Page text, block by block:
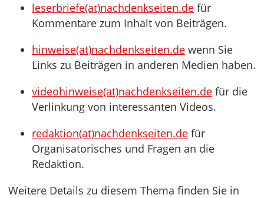
leserbriefe(at)nachdenkseiten.de für
Kommentare zum Inhalt von Beiträgen.
hinweise(at)nachdenkseiten.de wenn Sie
Links zu Beiträgen in anderen Medien haben.
videohinweise(at)nachdenkseiten.de für die
Verlinkung von interessanten Videos.
redaktion(at)nachdenkseiten.de für
Organisatorisches und Fragen an die
Redaktion.
Weitere Details zu diesem Thema finden Sie in